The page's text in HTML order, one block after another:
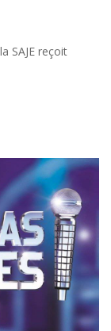
SAJE reçoit